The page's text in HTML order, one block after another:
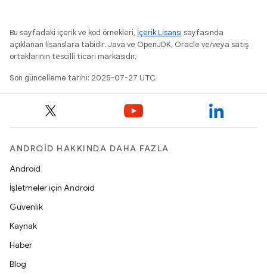
Bu sayfadaki içerik ve kod örnekleri, İçerik Lisansı sayfasında
açıklanan lisanslara tabidir. Java ve OpenJDK, Oracle ve/veya satış
ortaklarının tescilli ticari markasıdır.
Son güncelleme tarihi: 2025-07-27 UTC.
ANDROID HAKKINDA DAHA FAZLA
Android
İşletmeler için Android
Güvenlik
Kaynak
Haber
Blog